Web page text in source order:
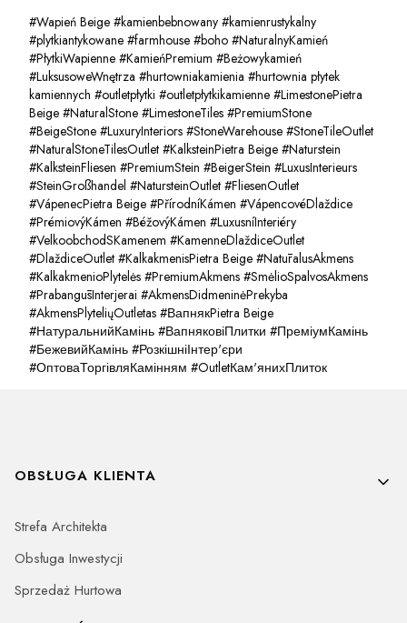
#Wapień Beige #kamienbebnowany #kamienrustykalny
#plytkiantykowane #farmhouse #boho #NaturalnyKamień
#PłytkiWapienne #KamieńPremium #Beżowykamień
#LuksusoweWnętrza #hurtowniakamienia #hurtownia płytek
kamiennych #outletpłytki #outletpłytkikamienne #LimestonePietra
Beige #NaturalStone #LimestoneTiles #PremiumStone
#BeigeStone #LuxuryInteriors #StoneWarehouse #StoneTileOutlet
#NaturalStoneTilesOutlet #KalksteinPietra Beige #Naturstein
#KalksteinFliesen #PremiumStein #BeigerStein #LuxusInterieurs
#SteinGroßhandel #NatursteinOutlet #FliesenOutlet
#VápenecPietra Beige #PřírodníKámen #VápencovéDlaždice
#PrémiovýKámen #BéžovýKámen #LuxusníInteriéry
#VelkoobchodSKamenem #KamenneDlaždiceOutlet
#DlaždiceOutlet #KalkakmenisPietra Beige #NatūralusAkmens
#KalkakmenioPlytelės #PremiumAkmens #SmėlioSpalvosAkmens
#PrabangūsInterjerai #AkmensDidmeninėPrekyba
#AkmensPlyteliųOutletas #ВапнякPietra Beige
#НатуральнийКамінь #ВапняковіПлитки #ПреміумКамінь
#БежевийКамінь #РозкішніІнтер'єри
#ОптоваТоргівляКамінням #OutletКам'янихПлиток
Linki w stopce
OBSŁUGA KLIENTA
Strefa Architekta
Obsługa Inwestycji
Sprzedaż Hurtowa